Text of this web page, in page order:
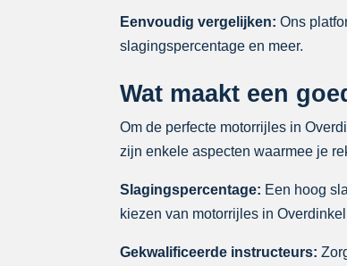
Eenvoudig vergelijken: Ons
slagingspercentage en meer.
Wat maakt een
Om de perfecte motorrijles in
zijn enkele aspecten waarmee je
Slagingspercentage: Een hoog
kiezen van motorrijles in
Gekwalificeerde instructeurs: